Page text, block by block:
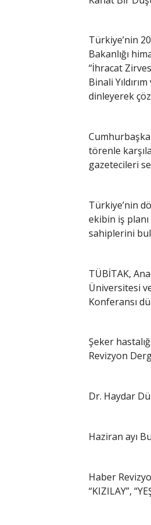
Türkiye’nin
Bakanlığı
“İhracat
Binali
dinleyerek
törenle
gazetecileri
Türkiye’nin
ekibin iş planı
sahiplerini
TÜBİTAK,
Üniversitesi
Konferansı
Şeker
Revizyon
Dr. Haydar
Haziran ayı
Haber
“KIZILAY”,